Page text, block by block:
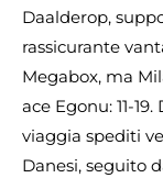
Daalderop,
rassicurante
Megabox, ma
ace Egonu: 11-
viaggia spediti
Danesi, seguito